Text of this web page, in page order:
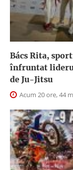
Bács Rita,
înfruntat
de Ju-Jitsu
Acum 20 ore, 44